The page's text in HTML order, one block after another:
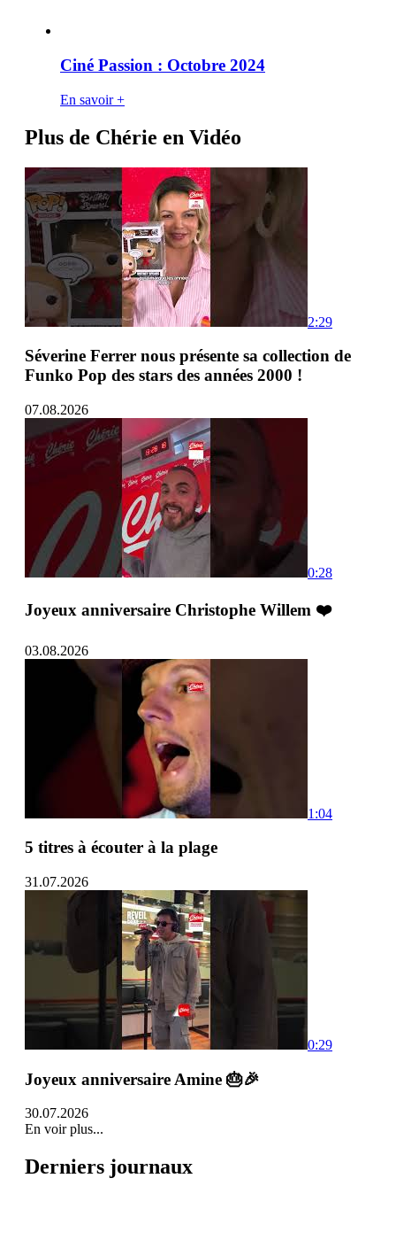
Ciné Passion : Octobre 2024
En savoir +
Plus de Chérie en Vidéo
2:29
Séverine Ferrer nous présente sa collection de
Funko Pop des stars des années 2000 !
07.08.2026
0:28
Joyeux anniversaire Christophe Willem ❤️
03.08.2026
1:04
5 titres à écouter à la plage
31.07.2026
0:29
Joyeux anniversaire Amine 🎂🎉
30.07.2026
En voir plus...
Derniers journaux